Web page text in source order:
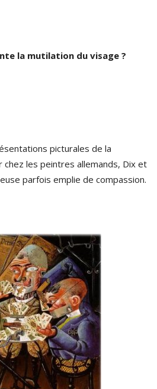
la mutilation du visage ?
picturales de la
les peintres allemands, Dix et
parfois emplie de compassion.